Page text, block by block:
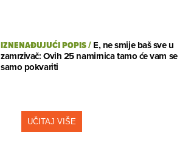
IZNENAĐUJUĆI POPIS/E, ne smije baš sve u
zamrzivač: Ovih 25 namirnica tamo će vam se
samo pokvariti
UČITAJ VIŠE